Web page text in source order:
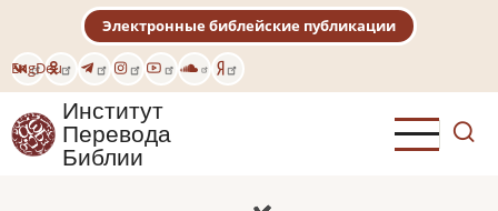
основному
содержанию
EngDeu
Электронные библейские публикации
Институт
Перевода
Библии